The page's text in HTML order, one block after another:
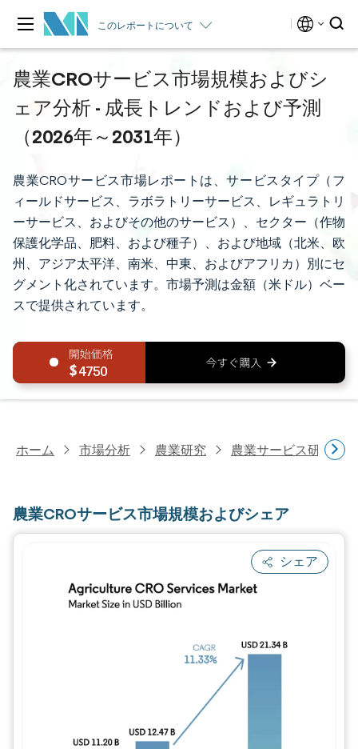
このレポートについて
農業CROサービス市場規模およびシ
ェア分析 - 成長トレンドおよび予測
（2026年～2031年）
農業CROサービス市場レポートは、サービスタイプ（フ
ィールドサービス、ラボラトリーサービス、レギュラトリ
ーサービス、およびその他のサービス）、セクター（作物
保護化学品、肥料、および種子）、および地域（北米、欧
州、アジア太平洋、南米、中東、およびアフリカ）別にセ
グメント化されています。市場予測は金額（米ドル）ベー
スで提供されています。
4750
ホーム 市場分析 農業研究 農業サービス研究
農業CROサービス市場規模およびシェア
シェア
画像 © Mordor Intelligence。再利用には